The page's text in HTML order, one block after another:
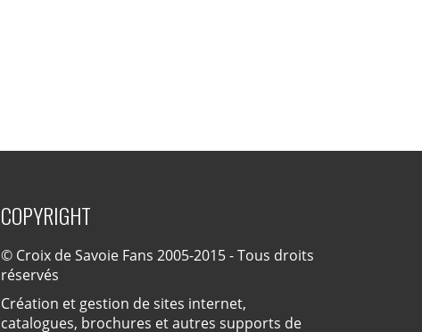
COPYRIGHT
© Croix de Savoie Fans 2005-2015 - Tous droits
réservés
Création et gestion de sites internet,
catalogues, brochures et autres supports de